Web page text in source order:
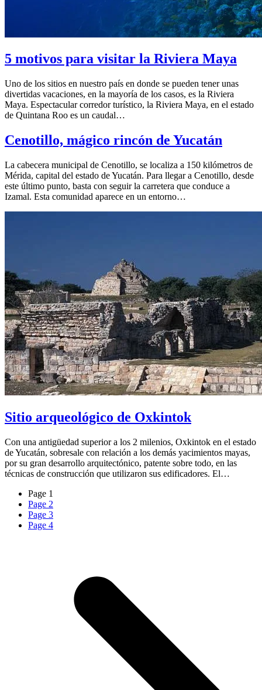
5 motivos para visitar la Riviera Maya
Uno de los sitios en nuestro país en donde se pueden tener unas
divertidas vacaciones, en la mayoría de los casos, es la Riviera
Maya. Espectacular corredor turístico, la Riviera Maya, en el estado
de Quintana Roo es un caudal…
Cenotillo, mágico rincón de Yucatán
La cabecera municipal de Cenotillo, se localiza a 150 kilómetros de
Mérida, capital del estado de Yucatán. Para llegar a Cenotillo, desde
este último punto, basta con seguir la carretera que conduce a
Izamal. Esta comunidad aparece en un entorno…
Sitio arqueológico de Oxkintok
Con una antigüedad superior a los 2 milenios, Oxkintok en el estado
de Yucatán, sobresale con relación a los demás yacimientos mayas,
por su gran desarrollo arquitectónico, patente sobre todo, en las
técnicas de construcción que utilizaron sus edificadores. El…
Page 1
Page 2
Page 3
Page 4